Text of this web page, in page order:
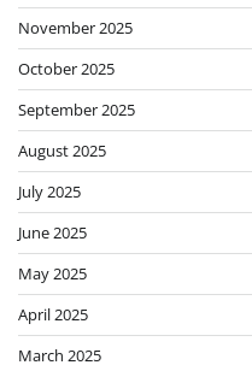
November 2025
October 2025
September 2025
August 2025
July 2025
June 2025
May 2025
April 2025
March 2025